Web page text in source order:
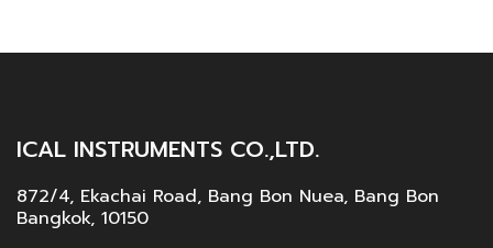
ICAL INSTRUMENTS CO.,LTD.
872/4, Ekachai Road, Bang Bon Nuea, Bang Bon
Bangkok, 10150